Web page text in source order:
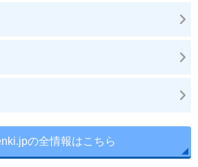
の全情報はこちら